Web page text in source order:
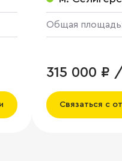
Общая
315 000 ₽
Связаться с